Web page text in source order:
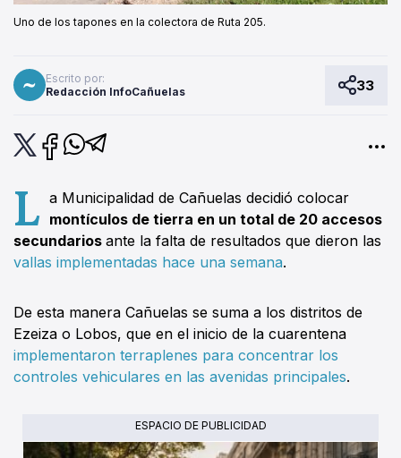
Uno de los tapones en la colectora de Ruta 205.
Escrito por:
Redacción InfoCañuelas
33
L a Municipalidad de Cañuelas decidió colocar
montículos de tierra en un total de 20 accesos
secundarios ante la falta de resultados que dieron las
vallas implementadas hace una semana.
De esta manera Cañuelas se suma a los distritos de
Ezeiza o Lobos, que en el inicio de la cuarentena
implementaron terraplenes para concentrar los
controles vehiculares en las avenidas principales.
ESPACIO DE PUBLICIDAD